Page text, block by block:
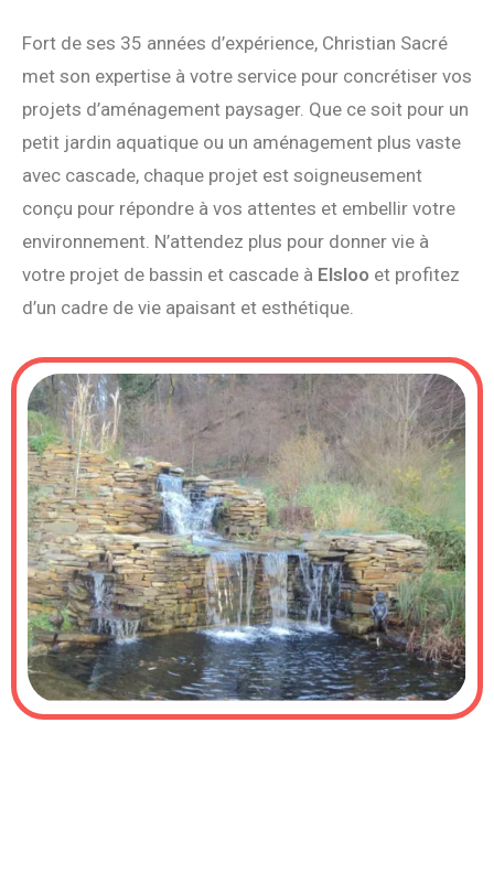
Fort de ses 35 années d’expérience, Christian Sacré
met son expertise à votre service pour concrétiser vos
projets d’aménagement paysager. Que ce soit pour un
petit jardin aquatique ou un aménagement plus vaste
avec cascade, chaque projet est soigneusement
conçu pour répondre à vos attentes et embellir votre
environnement. N’attendez plus pour donner vie à
votre projet de bassin et cascade à Elsloo et profitez
d’un cadre de vie apaisant et esthétique.